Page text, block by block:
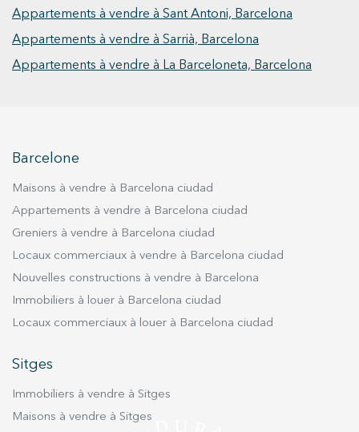
sur mesure au cœur de l’Eixample. Comprend
direct dans le même immeuble.
Appartements à vendre à Sant Antoni, Barcelona
Appartements à vendre à Sarrià, Barcelona
Appartements à vendre à La Barceloneta, Barcelona
Barcelone
Maisons à vendre à Barcelona ciudad
Appartements à vendre à Barcelona ciudad
Greniers à vendre à Barcelona ciudad
Locaux commerciaux à vendre à Barcelona ciudad
Nouvelles constructions à vendre à Barcelona
Immobiliers à louer à Barcelona ciudad
Locaux commerciaux à louer à Barcelona ciudad
Sitges
Immobiliers à vendre à Sitges
Maisons à vendre à Sitges